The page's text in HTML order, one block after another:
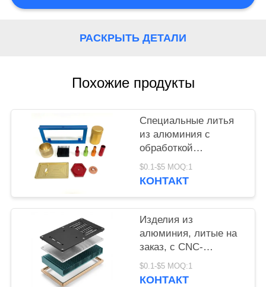
КАРТА
РАСКРЫТЬ ДЕТАЛИ
Похожие продукты
Специальные литья
из алюминия с
обработкой
фрезеровкой и
детальной
металлических
деталей
$0.1-$5 MOQ:1
КОНТАКТ
Изделия из
алюминия, литые на
заказ, с CNC-
фрезеровкой и
детальной
$0.1-$5 MOQ:1
КОНТАКТ